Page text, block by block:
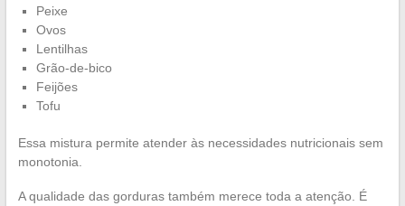
Peixe
Ovos
Lentilhas
Grão-de-bico
Feijões
Tofu
Essa mistura permite atender às necessidades nutricionais sem
monotonia.
A qualidade das gorduras também merece toda a atenção. É